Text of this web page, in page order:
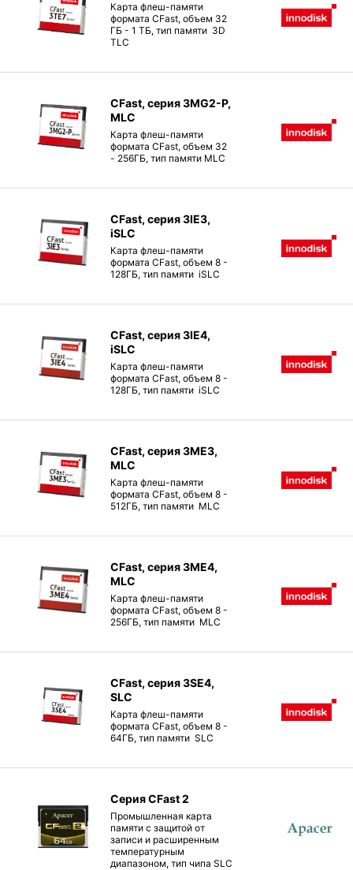
Карта флеш-памяти
формата CFast, объем 32
ГБ - 1 ТБ, тип памяти 3D
TLC
CFast, серия 3MG2-P,
MLC
Карта флеш-памяти
формата CFast, объем 32
- 256ГБ, тип памяти MLC
CFast, серия 3IE3,
iSLC
Карта флеш-памяти
формата CFast, объем 8 -
128ГБ, тип памяти iSLC
CFast, серия 3IE4,
iSLC
Карта флеш-памяти
формата CFast, объем 8 -
128ГБ, тип памяти iSLC
CFast, серия 3ME3,
MLC
Карта флеш-памяти
формата CFast, объем 8 -
512ГБ, тип памяти MLC
CFast, серия 3ME4,
MLC
Карта флеш-памяти
формата CFast, объем 8 -
256ГБ, тип памяти MLC
CFast, серия 3SE4,
SLC
Карта флеш-памяти
формата CFast, объем 8 -
64ГБ, тип памяти SLC
Серия CFast 2
Промышленная карта
памяти с защитой от
записи и расширенным
температурным
диапазоном, тип чипа SLC